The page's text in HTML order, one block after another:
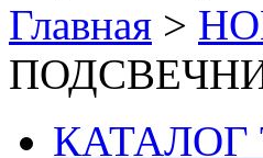
Главная >
КАТАЛОГ